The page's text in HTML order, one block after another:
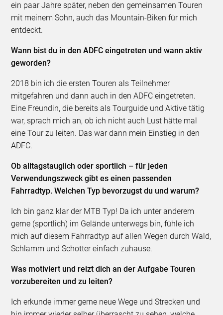
ein paar Jahre später, neben den gemeinsamen Touren
mit meinem Sohn, auch das Mountain-Biken für mich
entdeckt.
Wann bist du in den ADFC eingetreten und wann aktiv
geworden?
2018 bin ich die ersten Touren als Teilnehmer
mitgefahren und dann auch in den ADFC eingetreten.
Eine Freundin, die bereits als Tourguide und Aktive tätig
war, sprach mich an, ob ich nicht auch Lust hätte mal
eine Tour zu leiten. Das war dann mein Einstieg in den
ADFC.
Ob alltagstauglich oder sportlich – für jeden
Verwendungszweck gibt es einen passenden
Fahrradtyp. Welchen Typ bevorzugst du und warum?
Ich bin ganz klar der MTB Typ! Da ich unter anderem
gerne (sportlich) im Gelände unterwegs bin, fühle ich
mich auf diesem Fahrradtyp auf allen Wegen durch Wald,
Schlamm und Schotter einfach zuhause.
Was motiviert und reizt dich an der Aufgabe Touren
vorzubereiten und zu leiten?
Ich erkunde immer gerne neue Wege und Strecken und